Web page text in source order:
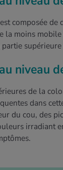
composée de
la moins
niveau
de la
dans
du cou, des
irradiant